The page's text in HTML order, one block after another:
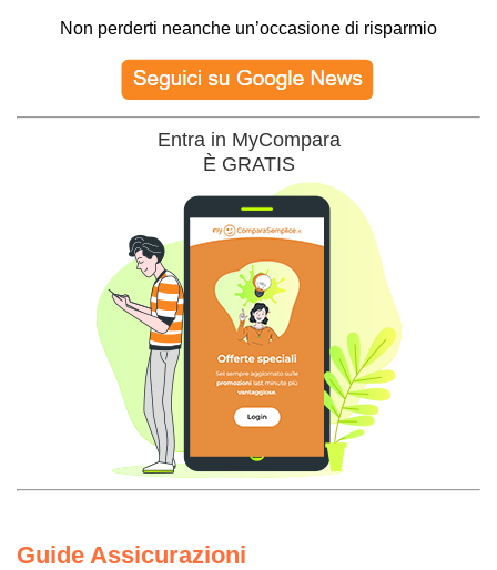
Non perderti neanche un’occasione di risparmio
Entra in MyCompara
È GRATIS
Guide Assicurazioni